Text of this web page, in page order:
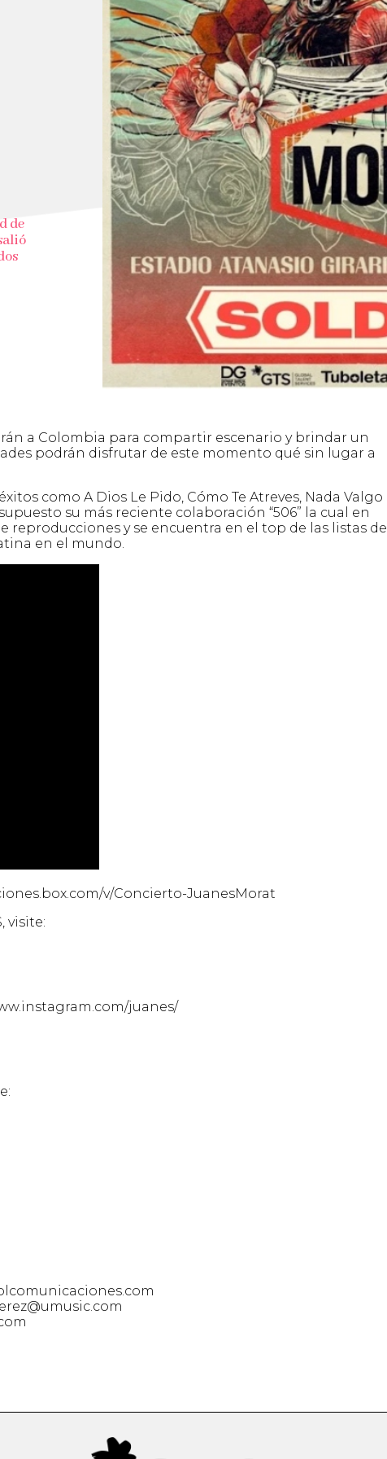
de
a Colombia para compartir escenario y brindar un
podrán disfrutar de este momento qué sin lugar a
como A Dios Le Pido, Cómo Te Atreves, Nada Valgo
su más reciente colaboración “506” la cual en
reproducciones y se encuentra en el top de las listas de
en el mundo.
v/Concierto-JuanesMorat
visite:
juanes/